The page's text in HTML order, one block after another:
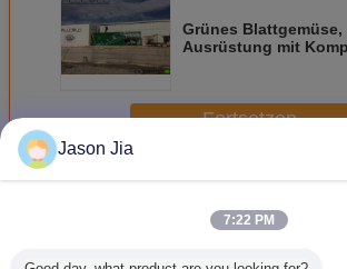
Grünes Blattgemüse,
Ausrüstung mit
Fortsetzen
MehrVakuumkühlungsmaschine
Jason Jia
7:22 PM